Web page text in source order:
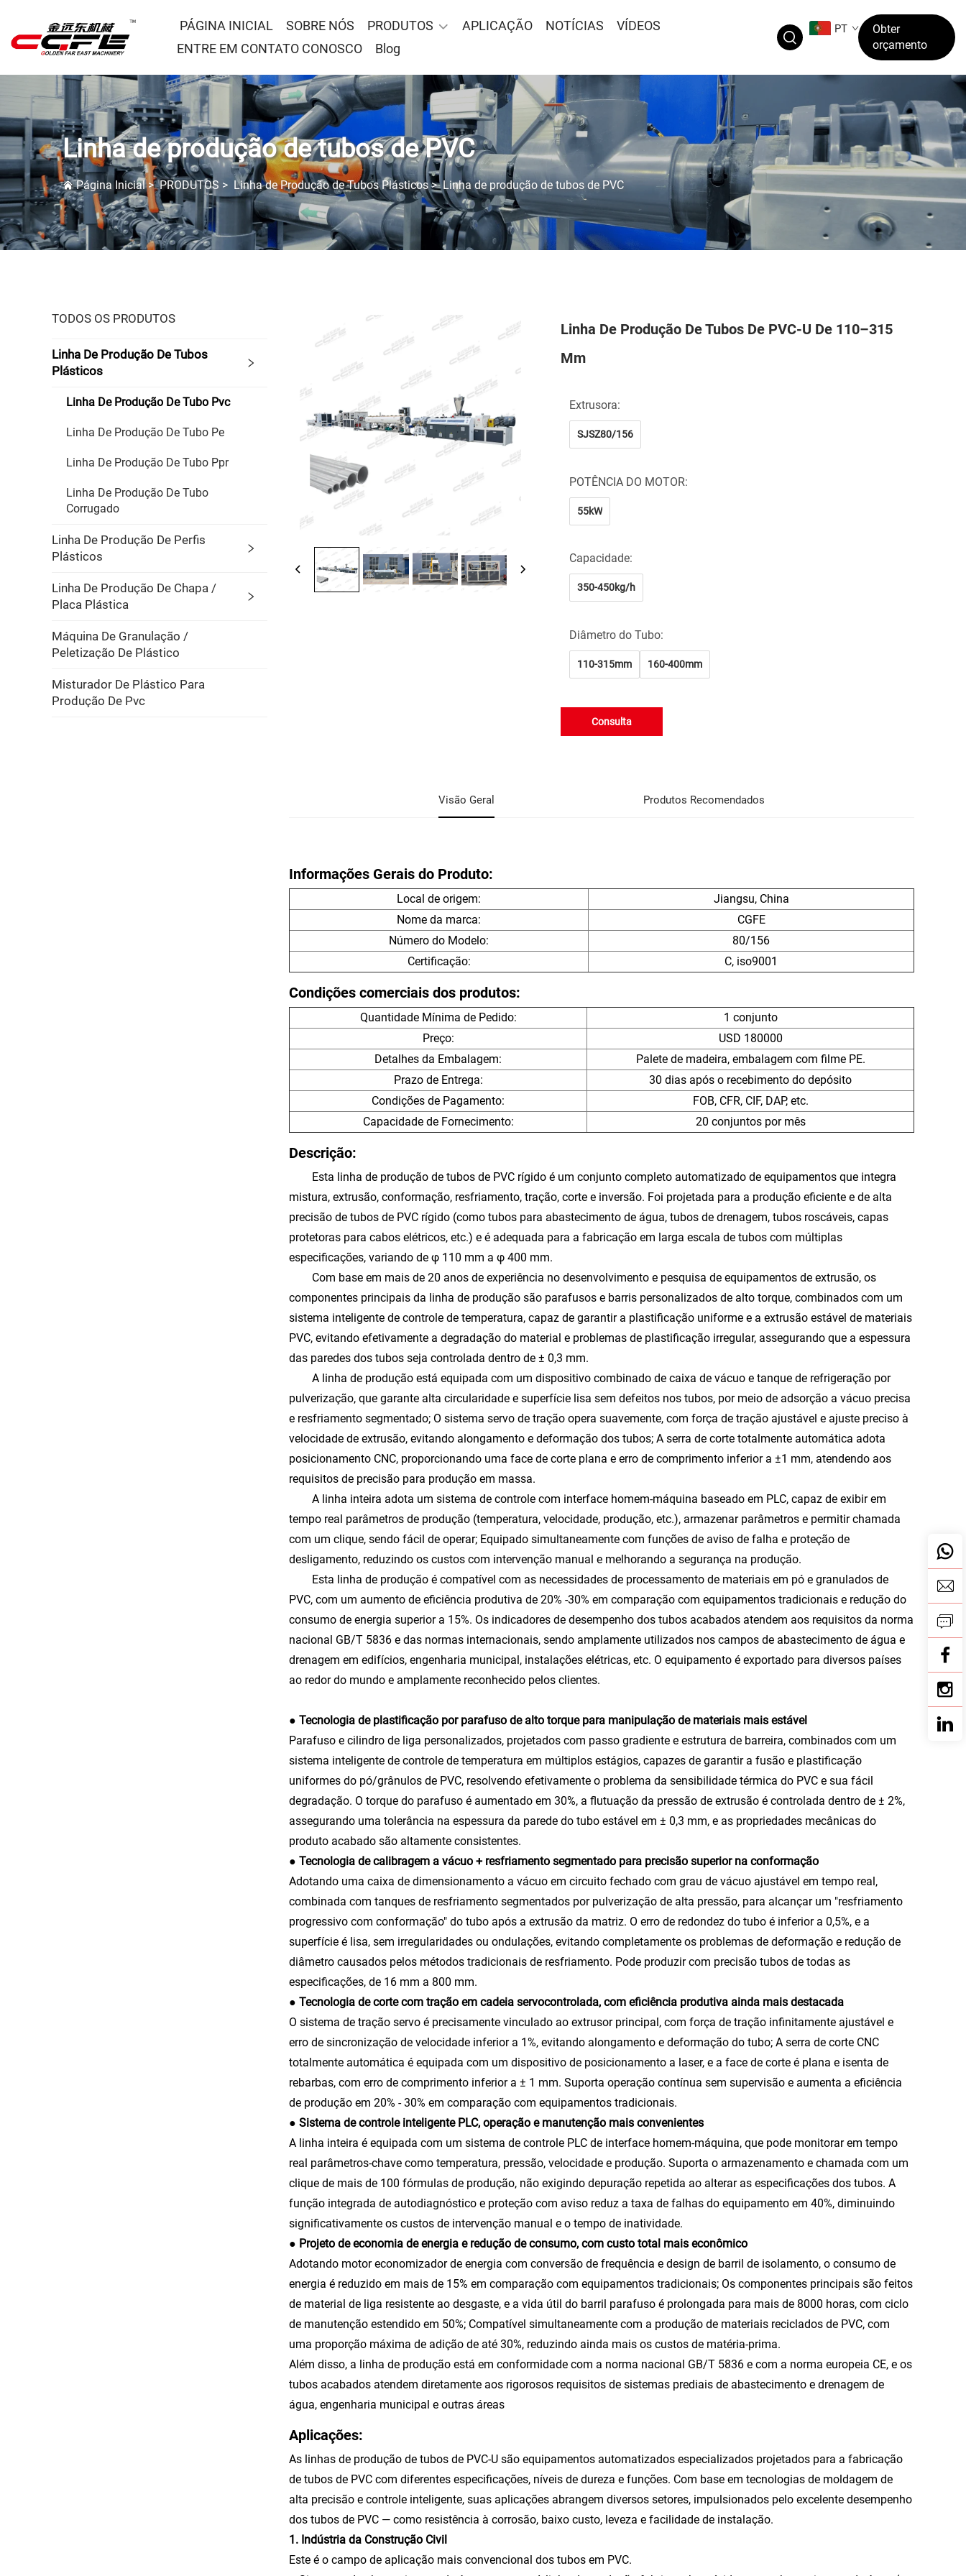
PÁGINA INICIAL SOBRE NÓS PRODUTOS APLICAÇÃO NOTÍCIAS
VÍDEOS
ENTRE EM CONTATO CONOSCO
Blog
PT
Obter
orçamento
Linha de produção de tubos de PVC
Página Inicial>PRODUTOS > Linha de Produção de Tubos Plásticos>Linha de produção de tubos de PVC
TODOS OS PRODUTOS
Linha De Produção De Tubos
Plásticos
Linha De Produção De Tubo Pvc
Linha De Produção De Tubo Pe
Linha De Produção De Tubo Ppr
Linha De Produção De Tubo
Corrugado
Linha De Produção De Perfis
Plásticos
Linha De Produção De Chapa /
Placa Plástica
Máquina De Granulação /
Peletização De Plástico
Misturador De Plástico Para
Produção De Pvc
Linha De Produção De Tubos De PVC-U De 110–315
Mm
Extrusora:
SJSZ80/156
POTÊNCIA DO MOTOR:
55kW
Capacidade:
350-450kg/h
Diâmetro do Tubo:
110-315mm 160-400mm
Consulta
Visão Geral Produtos Recomendados
Informações Gerais do Produto:
Local de origem:
Jiangsu, China
Nome da marca:
CGFE
Número do Modelo:
80/156
Certificação:
C, iso9001
Condições comerciais dos produtos:
Quantidade Mínima de Pedido:
1 conjunto
Preço:
USD 180000
Detalhes da Embalagem:
Palete de madeira, embalagem com filme PE.
Prazo de Entrega:
30 dias após o recebimento do depósito
Condições de Pagamento:
FOB, CFR, CIF, DAP, etc.
Capacidade de Fornecimento:
20 conjuntos por mês
Descrição:
Esta linha de produção de tubos de PVC rígido é um conjunto completo automatizado de equipamentos que integra
mistura, extrusão, conformação, resfriamento, tração, corte e inversão. Foi projetada para a produção eficiente e de alta
precisão de tubos de PVC rígido (como tubos para abastecimento de água, tubos de drenagem, tubos roscáveis, capas
protetoras para cabos elétricos, etc.) e é adequada para a fabricação em larga escala de tubos com múltiplas
especificações, variando de φ 110 mm a φ 400 mm.
Com base em mais de 20 anos de experiência no desenvolvimento e pesquisa de equipamentos de extrusão, os
componentes principais da linha de produção são parafusos e barris personalizados de alto torque, combinados com um
sistema inteligente de controle de temperatura, capaz de garantir a plastificação uniforme e a extrusão estável de materiais
PVC, evitando efetivamente a degradação do material e problemas de plastificação irregular, assegurando que a espessura
das paredes dos tubos seja controlada dentro de ± 0,3 mm.
A linha de produção está equipada com um dispositivo combinado de caixa de vácuo e tanque de refrigeração por
pulverização, que garante alta circularidade e superfície lisa sem defeitos nos tubos, por meio de adsorção a vácuo precisa
e resfriamento segmentado; O sistema servo de tração opera suavemente, com força de tração ajustável e ajuste preciso à
velocidade de extrusão, evitando alongamento e deformação dos tubos; A serra de corte totalmente automática adota
posicionamento CNC, proporcionando uma face de corte plana e erro de comprimento inferior a ±1 mm, atendendo aos
requisitos de precisão para produção em massa.
A linha inteira adota um sistema de controle com interface homem-máquina baseado em PLC, capaz de exibir em
tempo real parâmetros de produção (temperatura, velocidade, produção, etc.), armazenar parâmetros e permitir chamada
com um clique, sendo fácil de operar; Equipado simultaneamente com funções de aviso de falha e proteção de
desligamento, reduzindo os custos com intervenção manual e melhorando a segurança na produção.
Esta linha de produção é compatível com as necessidades de processamento de materiais em pó e granulados de
PVC, com um aumento de eficiência produtiva de 20% -30% em comparação com equipamentos tradicionais e redução do
consumo de energia superior a 15%. Os indicadores de desempenho dos tubos acabados atendem aos requisitos da norma
nacional GB/T 5836 e das normas internacionais, sendo amplamente utilizados nos campos de abastecimento de água e
drenagem em edifícios, engenharia municipal, instalações elétricas, etc. O equipamento é exportado para diversos países
ao redor do mundo e amplamente reconhecido pelos clientes.
● Tecnologia de plastificação por parafuso de alto torque para manipulação de materiais mais estável
Parafuso e cilindro de liga personalizados, projetados com passo gradiente e estrutura de barreira, combinados com um
sistema inteligente de controle de temperatura em múltiplos estágios, capazes de garantir a fusão e plastificação
uniformes do pó/grânulos de PVC, resolvendo efetivamente o problema da sensibilidade térmica do PVC e sua fácil
degradação. O torque do parafuso é aumentado em 30%, a flutuação da pressão de extrusão é controlada dentro de ± 2%,
assegurando uma tolerância na espessura da parede do tubo estável em ± 0,3 mm, e as propriedades mecânicas do
produto acabado são altamente consistentes.
● Tecnologia de calibragem a vácuo + resfriamento segmentado para precisão superior na conformação
Adotando uma caixa de dimensionamento a vácuo em circuito fechado com grau de vácuo ajustável em tempo real,
combinada com tanques de resfriamento segmentados por pulverização de alta pressão, para alcançar um "resfriamento
progressivo com conformação" do tubo após a extrusão da matriz. O erro de redondez do tubo é inferior a 0,5%, e a
superfície é lisa, sem irregularidades ou ondulações, evitando completamente os problemas de deformação e redução de
diâmetro causados pelos métodos tradicionais de resfriamento. Pode produzir com precisão tubos de todas as
especificações, de 16 mm a 800 mm.
● Tecnologia de corte com tração em cadeia servocontrolada, com eficiência produtiva ainda mais destacada
O sistema de tração servo é precisamente vinculado ao extrusor principal, com força de tração infinitamente ajustável e
erro de sincronização de velocidade inferior a 1%, evitando alongamento e deformação do tubo; A serra de corte CNC
totalmente automática é equipada com um dispositivo de posicionamento a laser, e a face de corte é plana e isenta de
rebarbas, com erro de comprimento inferior a ± 1 mm. Suporta operação contínua sem supervisão e aumenta a eficiência
de produção em 20% - 30% em comparação com equipamentos tradicionais.
● Sistema de controle inteligente PLC, operação e manutenção mais convenientes
A linha inteira é equipada com um sistema de controle PLC de interface homem-máquina, que pode monitorar em tempo
real parâmetros-chave como temperatura, pressão, velocidade e produção. Suporta o armazenamento e chamada com um
clique de mais de 100 fórmulas de produção, não exigindo depuração repetida ao alterar as especificações dos tubos. A
função integrada de autodiagnóstico e proteção com aviso reduz a taxa de falhas do equipamento em 40%, diminuindo
significativamente os custos de intervenção manual e o tempo de inatividade.
● Projeto de economia de energia e redução de consumo, com custo total mais econômico
Adotando motor economizador de energia com conversão de frequência e design de barril de isolamento, o consumo de
energia é reduzido em mais de 15% em comparação com equipamentos tradicionais; Os componentes principais são feitos
de material de liga resistente ao desgaste, e a vida útil do barril parafuso é prolongada para mais de 8000 horas, com ciclo
de manutenção estendido em 50%; Compatível simultaneamente com a produção de materiais reciclados de PVC, com
uma proporção máxima de adição de até 30%, reduzindo ainda mais os custos de matéria-prima.
Além disso, a linha de produção está em conformidade com a norma nacional GB/T 5836 e com a norma europeia CE, e os
tubos acabados atendem diretamente aos rigorosos requisitos de sistemas prediais de abastecimento e drenagem de
água, engenharia municipal e outras áreas
Aplicações:
As linhas de produção de tubos de PVC-U são equipamentos automatizados especializados projetados para a fabricação
de tubos de PVC com diferentes especificações, níveis de dureza e funções. Com base em tecnologias de moldagem de
alta precisão e controle inteligente, suas aplicações abrangem diversos setores, impulsionados pelo excelente desempenho
dos tubos de PVC — como resistência à corrosão, baixo custo, leveza e facilidade de instalação.
1. Indústria da Construção Civil
Este é o campo de aplicação mais convencional dos tubos em PVC.